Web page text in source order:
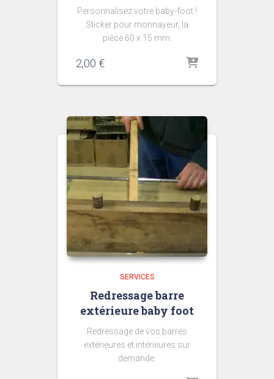
Personnalisez votre baby-foot !
Sticker pour monnayeur, la
pièce 60 x 15 mm.
2,00 €
SERVICES
Redressage barre
extérieure baby foot
Redressage de vos barres
extérieures et intérieures sur
demande.